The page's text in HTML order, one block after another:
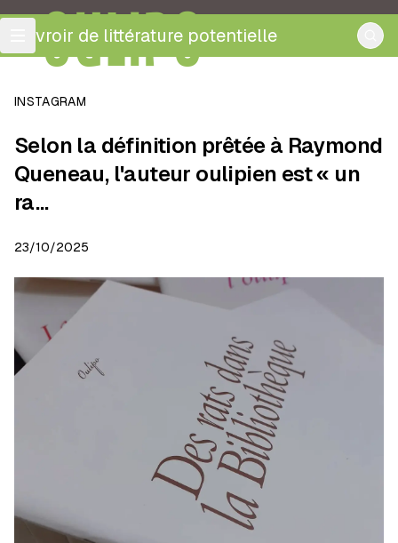
OULIPO
ouvroir de littérature potentielle
INSTAGRAM
Selon la définition prêtée à Raymond
Queneau, l'auteur oulipien est « un
ra…
23/10/2025